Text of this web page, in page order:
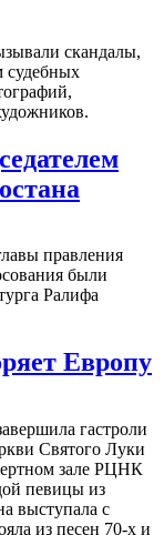
скандалы,
судебных
правления
были
Ралифа
Европу
гастроли
Святого Луки
зале РЦНК
певицы из
выступала с
из песен 70-х и